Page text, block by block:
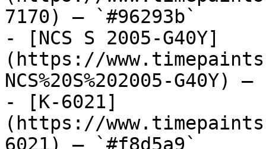
7170) — `#96293b`
- [NCS S 2005-G40Y]
(https://
NCS%20S%202005-G40Y)
- [K-6021]
(https://
6021) — `#f8d5a9`